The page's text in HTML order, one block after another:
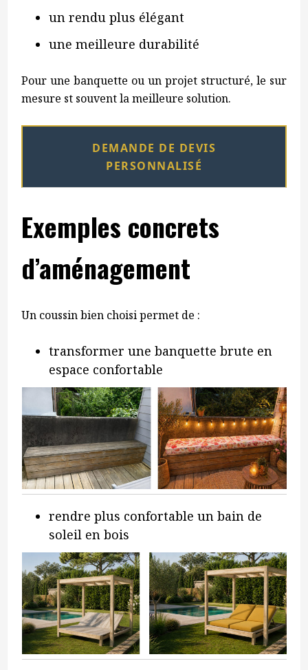
un rendu plus élégant
une meilleure durabilité
Pour une banquette ou un projet structuré, le sur
mesure st souvent la meilleure solution.
DEMANDE DE DEVIS
PERSONNALISÉ
Exemples concrets
d’aménagement
Un coussin bien choisi permet de :
transformer une banquette brute en
espace confortable
rendre plus confortable un bain de
soleil en bois